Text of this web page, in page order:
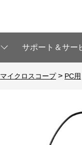
サポート＆サー
マイクロスコープ > PC用